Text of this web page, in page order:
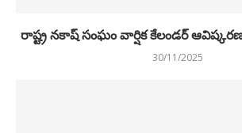
రాష్ట్ర నకాష్ సంఘం వార్షిక కేలండర్
30/11/2025